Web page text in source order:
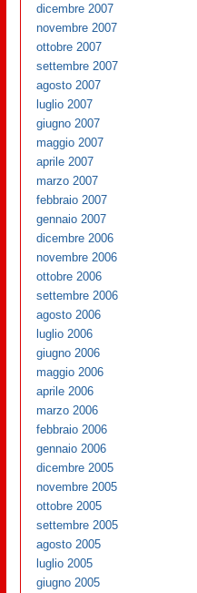
dicembre 2007
novembre 2007
ottobre 2007
settembre 2007
agosto 2007
luglio 2007
giugno 2007
maggio 2007
aprile 2007
marzo 2007
febbraio 2007
gennaio 2007
dicembre 2006
novembre 2006
ottobre 2006
settembre 2006
agosto 2006
luglio 2006
giugno 2006
maggio 2006
aprile 2006
marzo 2006
febbraio 2006
gennaio 2006
dicembre 2005
novembre 2005
ottobre 2005
settembre 2005
agosto 2005
luglio 2005
giugno 2005